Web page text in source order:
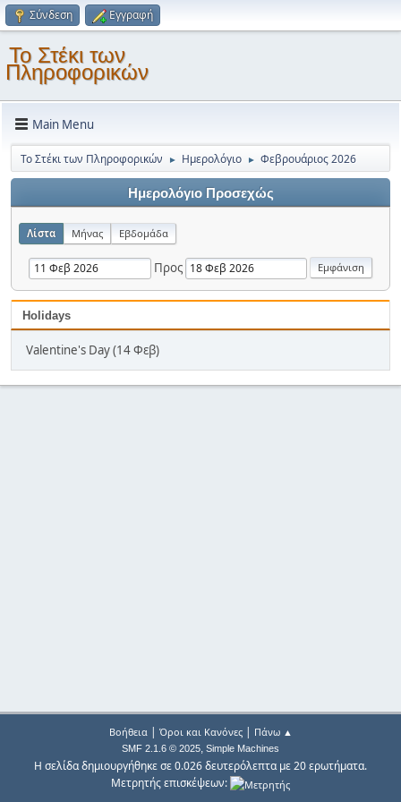
Σύνδεση Εγγραφή
Το Στέκι των
Πληροφορικών
Main Menu
Το Στέκι των Πληροφορικών ► Ημερολόγιο ► Φεβρουάριος 2026
Ημερολόγιο Προσεχώς
Λίστα Μήνας Εβδομάδα
Προς
Holidays
Valentine's Day (14 Φεβ)
Βοήθεια| Όροι και Κανόνες| Πάνω ▲
SMF 2.1.6 © 2025, Simple Machines
Η σελίδα δημιουργήθηκε σε 0.026 δευτερόλεπτα με 20 ερωτήματα.
Μετρητής επισκέψεων: